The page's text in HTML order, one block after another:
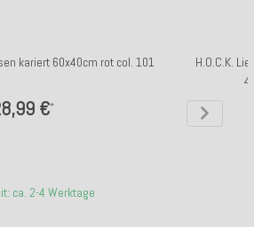
kariert 60x40cm rot col. 101
€*
ca. 2-4 Werktage
H.O.C.K.